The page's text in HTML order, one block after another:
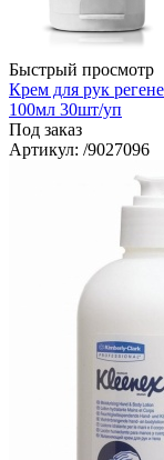
Быстрый просмотр
Крем для рук
100мл 30шт/уп
Под заказ
Артикул: /9027096